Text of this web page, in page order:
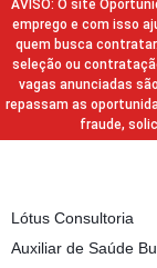
AVISO: O site
emprego e com isso
quem busca
seleção ou
vagas anunciadas
repassam as
fraude,
Lótus Consultoria
Auxiliar de Saúde